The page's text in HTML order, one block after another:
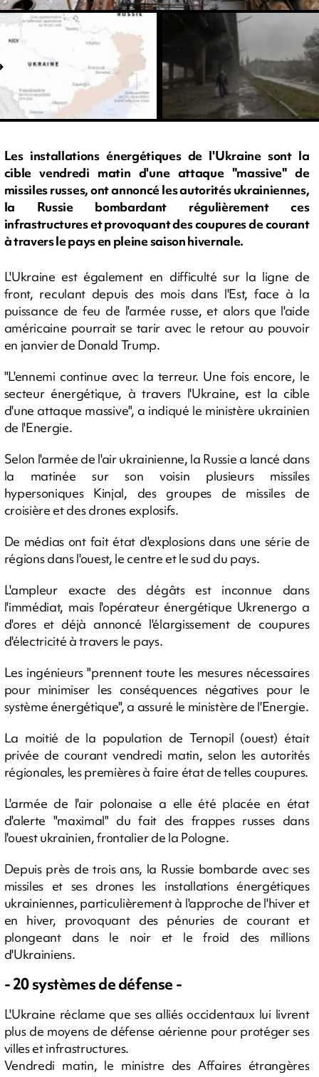
Les installations énergétiques de l'Ukraine sont la
cible vendredi matin d'une attaque "massive" de
missiles russes, ont annoncé les autorités ukrainiennes,
la Russie bombardant régulièrement ces
infrastructures et provoquant des coupures de courant
à travers le pays en pleine saison hivernale.
L'Ukraine est également en difficulté sur la ligne de
front, reculant depuis des mois dans l'Est, face à la
puissance de feu de l'armée russe, et alors que l'aide
américaine pourrait se tarir avec le retour au pouvoir
en janvier de Donald Trump.
"L'ennemi continue avec la terreur. Une fois encore, le
secteur énergétique, à travers l'Ukraine, est la cible
d'une attaque massive", a indiqué le ministère ukrainien
de l'Energie.
Selon l'armée de l'air ukrainienne, la Russie a lancé dans
la matinée sur son voisin plusieurs missiles
hypersoniques Kinjal, des groupes de missiles de
croisière et des drones explosifs.
De médias ont fait état d'explosions dans une série de
régions dans l'ouest, le centre et le sud du pays.
L'ampleur exacte des dégâts est inconnue dans
l'immédiat, mais l'opérateur énergétique Ukrenergo a
d'ores et déjà annoncé l'élargissement de coupures
d'électricité à travers le pays.
Les ingénieurs "prennent toute les mesures nécessaires
pour minimiser les conséquences négatives pour le
système énergétique", a assuré le ministère de l'Energie.
La moitié de la population de Ternopil (ouest) était
privée de courant vendredi matin, selon les autorités
régionales, les premières à faire état de telles coupures.
L'armée de l'air polonaise a elle été placée en état
d'alerte "maximal" du fait des frappes russes dans
l'ouest ukrainien, frontalier de la Pologne.
Depuis près de trois ans, la Russie bombarde avec ses
missiles et ses drones les installations énergétiques
ukrainiennes, particulièrement à l'approche de l'hiver et
en hiver, provoquant des pénuries de courant et
plongeant dans le noir et le froid des millions
d'Ukrainiens.
- 20 systèmes de défense -
L'Ukraine réclame que ses alliés occidentaux lui livrent
plus de moyens de défense aérienne pour protéger ses
villes et infrastructures.
Vendredi matin, le ministre des Affaires étrangères